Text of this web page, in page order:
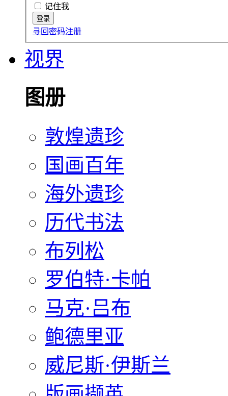
记住我
寻回密码注册
视界
图册
敦煌遗珍
国画百年
海外遗珍
历代书法
布列松
罗伯特·卡帕
马克·吕布
鲍德里亚
威尼斯·伊斯兰